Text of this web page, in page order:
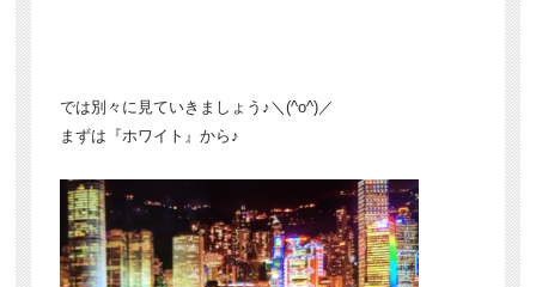
では別々に見ていきましょう♪＼(^o^)／
まずは『ホワイト』から♪